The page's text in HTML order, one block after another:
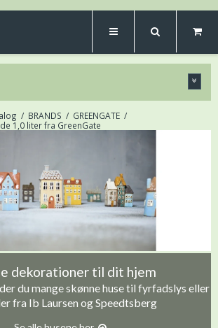
/ BRANDS / GREENGATE /
1,0 liter fra GreenGate
dekorationer til dit hjem
du mange skønne huse til fyrfadslys eller
fra Ib Laursen og Speedtsberg